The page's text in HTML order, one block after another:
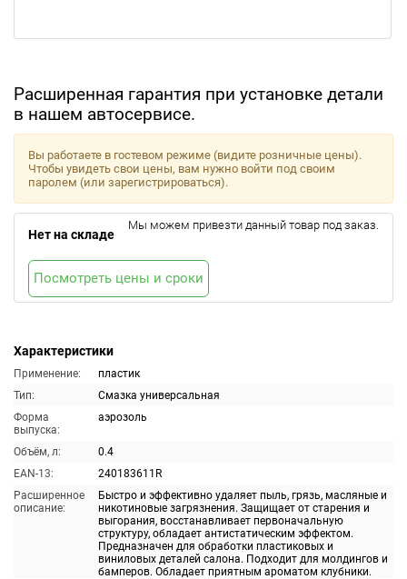
Расширенная гарантия при установке детали
в нашем автосервисе.
Характеристики
Применение:
пластик
Тип:
Смазка универсальная
Форма
выпуска:
аэрозоль
Объём, л:
0.4
EAN-13:
240183611R
Расширенное
описание:
Быстро и эффективно удаляет пыль, грязь, масляные и
никотиновые загрязнения. Защищает от старения и
выгорания, восстанавливает первоначальную
структуру, обладает антистатическим эффектом.
Предназначен для обработки пластиковых и
виниловых деталей салона. Подходит для молдингов и
бамперов. Обладает приятным ароматом клубники.
Вы работаете в гостевом режиме (видите розничные цены).
Чтобы увидеть свои цены, вам нужно войти под своим
паролем (или зарегистрироваться).
Нет на складе
Мы можем привезти данный товар под заказ.
Посмотреть цены и сроки